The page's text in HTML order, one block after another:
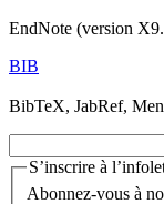
EndNote (version
BIB
BibTeX, JabRef,
S’inscrire à
Abonnez-vous à